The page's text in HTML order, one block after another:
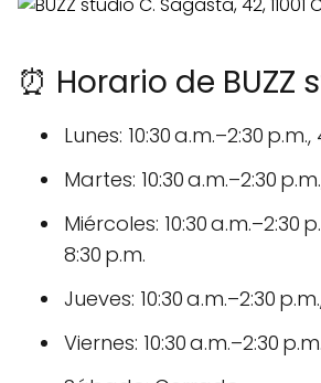
⏰ Horario de BUZZ
Lunes: 10:30 a.m.–2:30
Martes: 10:30 a.m.–2:30
Miércoles: 10:30 a.m.–2:30
8:30 p.m.
Jueves: 10:30 a.m.–2:30
Viernes: 10:30 a.m.–2:30